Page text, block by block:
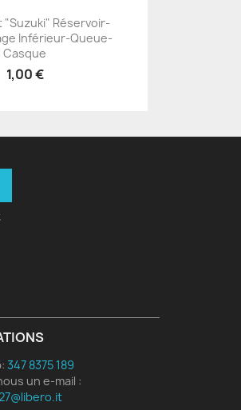
+23
"Suzuki" Réservoir-
Inférieur-Queue-
Casque
1,00 €
347 8375 189
un e-mail :